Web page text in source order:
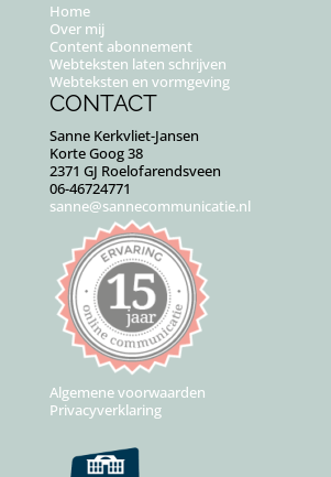
Home
Over mij
Content abonnement
Webteksten laten schrijven
Webteksten en vormgeving
CONTACT
Sanne Kerkvliet-Jansen
Korte Goog 38
2371 GJ Roelofarendsveen
06-46724771
sanne@sannecommunicatie.nl
Algemene voorwaarden
Privacyverklaring